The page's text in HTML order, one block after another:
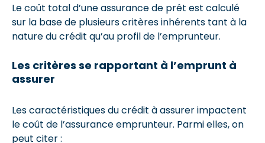
Le coût total d’une assurance de prêt est calculé
sur la base de plusieurs critères inhérents tant à la
nature du crédit qu’au profil de l’emprunteur.
Les critères se rapportant à l’emprunt à
assurer
Les caractéristiques du crédit à assurer impactent
le coût de l’assurance emprunteur. Parmi elles, on
peut citer :